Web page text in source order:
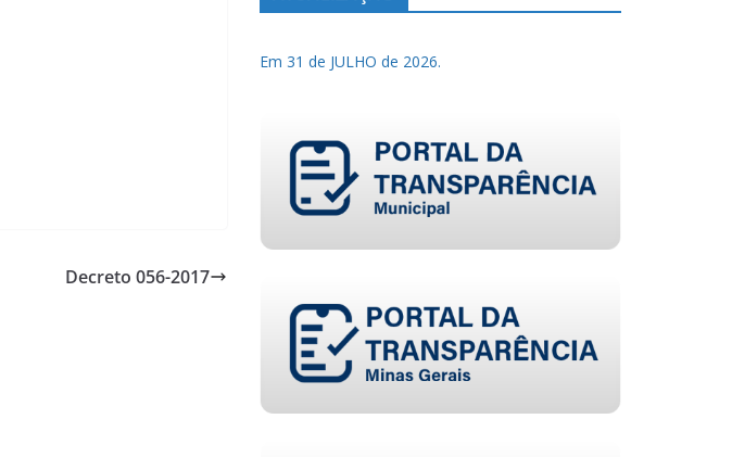
Decreto 056-2017
Em 31 de JULHO de 2026.